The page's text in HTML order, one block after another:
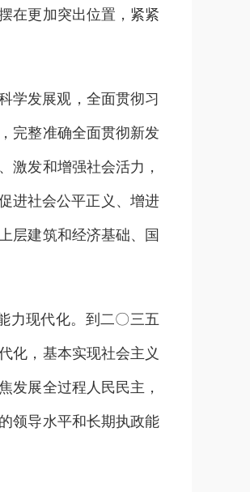
在更加突出位置，紧紧
学发展观，全面贯彻习
完整准确全面贯彻新发
激发和增强社会活力，
进社会公平正义、增进
层建筑和经济基础、国
力现代化。到二〇三五
化，基本实现社会主义
发展全过程人民民主，
领导水平和长期执政能